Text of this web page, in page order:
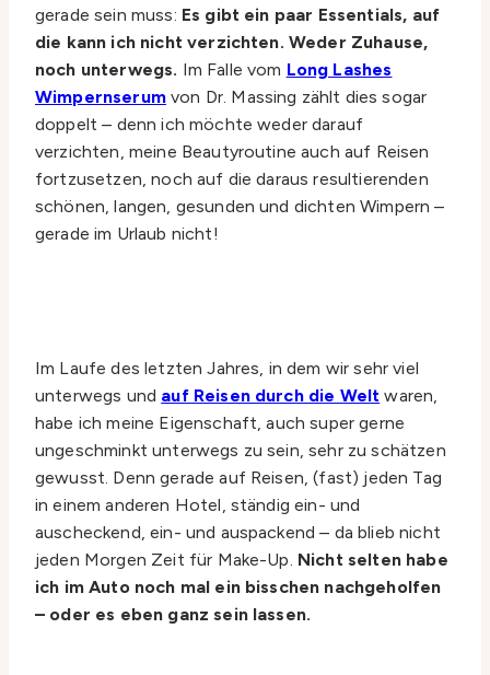
gerade sein muss: Es gibt ein paar Essentials, auf
die kann ich nicht verzichten. Weder Zuhause,
noch unterwegs. Im Falle vom Long Lashes
Wimpernserumvon Dr. Massing zählt dies sogar
doppelt – denn ich möchte weder darauf
verzichten, meine Beautyroutine auch auf Reisen
fortzusetzen, noch auf die daraus resultierenden
schönen, langen, gesunden und dichten Wimpern –
gerade im Urlaub nicht!
Im Laufe des letzten Jahres, in dem wir sehr viel
unterwegs und auf Reisen durch die Welt waren,
habe ich meine Eigenschaft, auch super gerne
ungeschminkt unterwegs zu sein, sehr zu schätzen
gewusst. Denn gerade auf Reisen, (fast) jeden Tag
in einem anderen Hotel, ständig ein- und
auscheckend, ein- und auspackend – da blieb nicht
jeden Morgen Zeit für Make-Up. Nicht selten habe
ich im Auto noch mal ein bisschen nachgeholfen
– oder es eben ganz sein lassen.